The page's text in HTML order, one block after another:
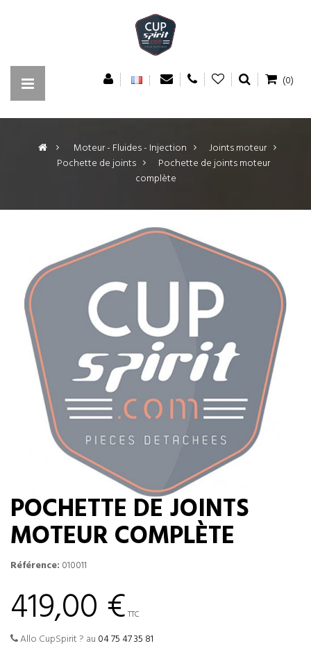
(0)
> Moteur - Fluides - Injection >
Joints moteur
Pochette de joints >
Pochette de joints moteur
complète
POCHETTE DE JOINTS
MOTEUR COMPLÈTE
Référence: 010011
419,00 € TTC
Allo CupSpirit ? au 04 75 47 35 81